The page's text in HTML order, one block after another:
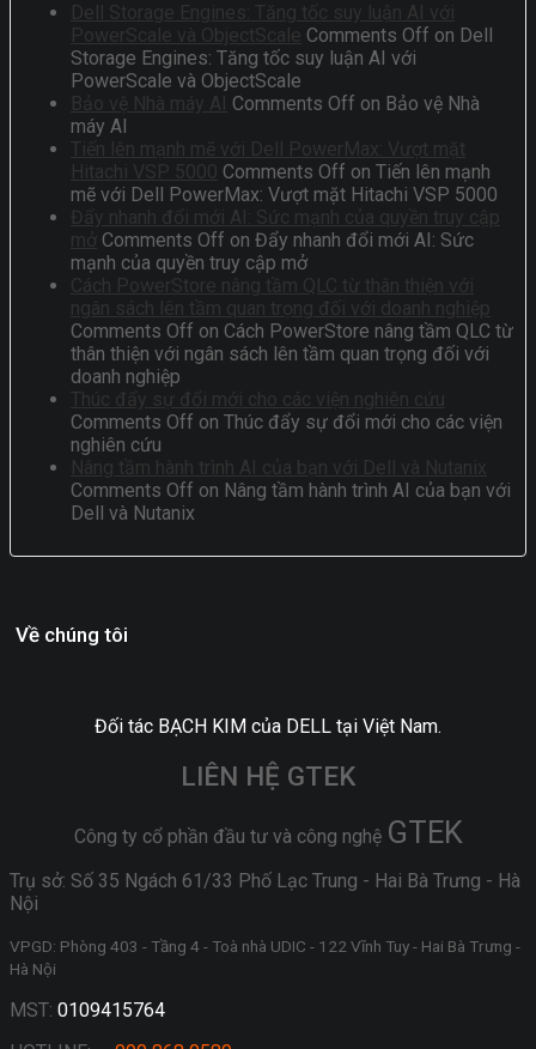
Dell Storage Engines: Tăng tốc suy luận AI với
PowerScale và ObjectScale Comments Off on Dell
Storage Engines: Tăng tốc suy luận AI với
PowerScale và ObjectScale
Bảo vệ Nhà máy AI Comments Off on Bảo vệ Nhà
máy AI
Tiến lên mạnh mẽ với Dell PowerMax: Vượt mặt
Hitachi VSP 5000 Comments Off on Tiến lên mạnh
mẽ với Dell PowerMax: Vượt mặt Hitachi VSP 5000
Đẩy nhanh đổi mới AI: Sức mạnh của quyền truy cập
mở Comments Off on Đẩy nhanh đổi mới AI: Sức
mạnh của quyền truy cập mở
Cách PowerStore nâng tầm QLC từ thân thiện với
ngân sách lên tầm quan trọng đối với doanh nghiệp
Comments Off on Cách PowerStore nâng tầm QLC từ
thân thiện với ngân sách lên tầm quan trọng đối với
doanh nghiệp
Thúc đẩy sự đổi mới cho các viện nghiên cứu
Comments Off on Thúc đẩy sự đổi mới cho các viện
nghiên cứu
Nâng tầm hành trình AI của bạn với Dell và Nutanix
Comments Off on Nâng tầm hành trình AI của bạn với
Dell và Nutanix
Về chúng tôi
Đối tác BẠCH KIM của DELL tại Việt Nam.
LIÊN HỆ GTEK
Công ty cổ phần đầu tư và công nghệ GTEK
Trụ sở: Số 35 Ngách 61/33 Phố Lạc Trung - Hai Bà Trưng - Hà
Nội
VPGD: Phòng 403 - Tầng 4 - Toà nhà UDIC - 122 Vĩnh Tuy - Hai Bà Trưng -
Hà Nội
MST: 0109415764